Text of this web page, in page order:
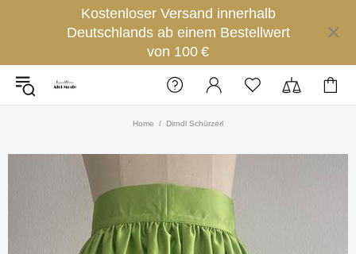
Kostenloser Versand innerhalb
Deutschlands ab einem Bestellwert
von 100 €
Home Dirndl Schürzerl